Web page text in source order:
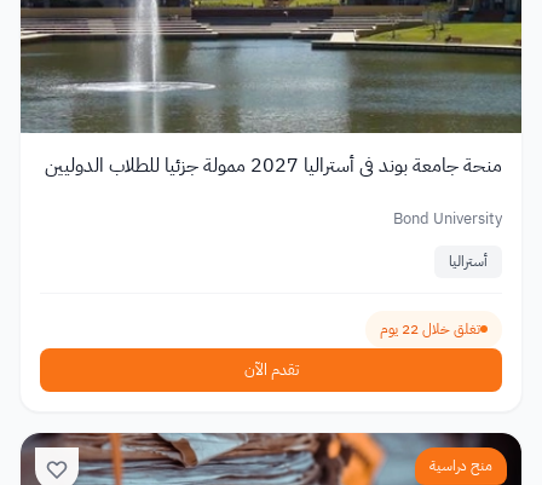
منحة جامعة بوند في أستراليا 2027 ممولة جزئيا للطلاب الدوليين
Bond University
أستراليا
تغلق خلال 22 يوم
تقدم الآن
منح دراسية